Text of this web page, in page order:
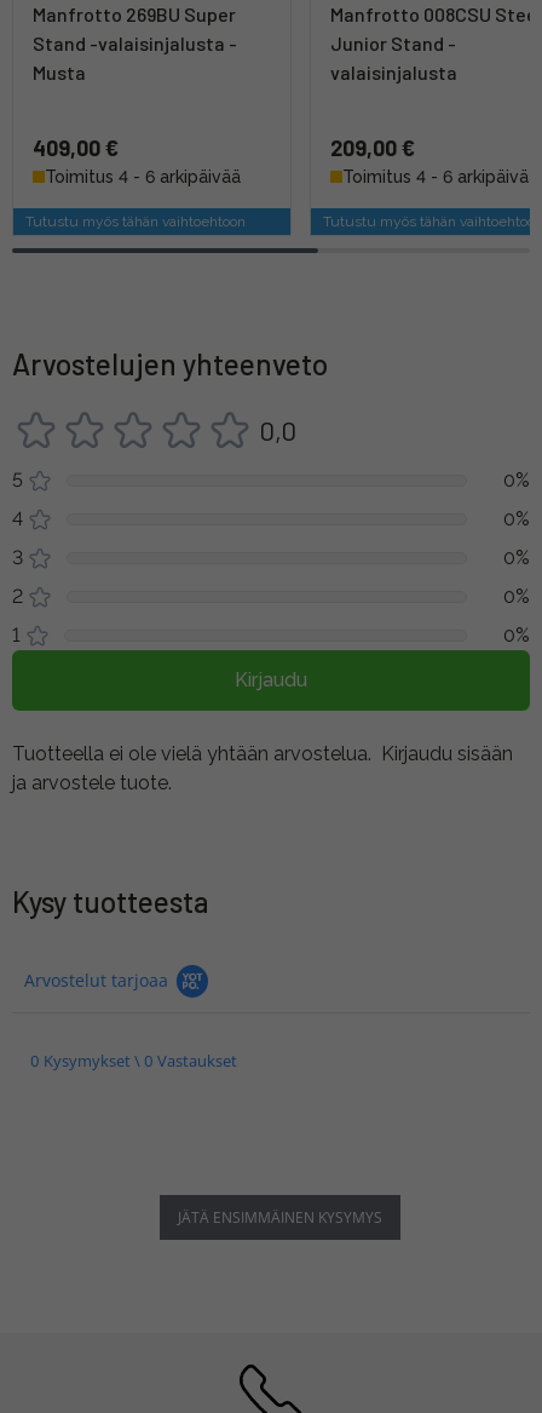
Manfrotto 269BU Super
Stand -valaisinjalusta -
Musta
409,00 €
Toimitus 4 - 6 arkipäivää
Tutustu myös tähän vaihtoehtoon
Manfrotto 008CSU Steel
Junior Stand -
valaisinjalusta
209,00 €
Toimitus 4 - 6 arkipäivää
Tutustu myös tähän
Arvostelujen yhteenveto
0,0
5
0%
4
0%
3
0%
2
0%
1
0%
Kirjaudu
Tuotteella ei ole vielä yhtään arvostelua. Kirjaudu sisään
ja arvostele tuote.
Kysy tuotteesta
Arvostelut tarjoaa
0 Kysymykset \ 0 Vastaukset
JÄTÄ ENSIMMÄINEN KYSYMYS